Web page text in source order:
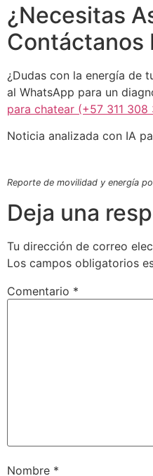
¿Necesitas
Contáctanos
¿Dudas con la energía de
al WhatsApp para un
para chatear (+57 311 308
Noticia analizada con IA
Reporte de movilidad y energía
Deja una
Tu dirección de correo
Los campos obligatorios
Comentario *
Nombre *